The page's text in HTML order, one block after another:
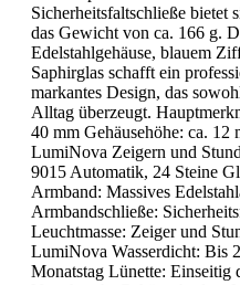
Sicherheitsfaltschließe bietet
das Gewicht von ca. 166 g.
Edelstahlgehäuse, blauem
Saphirglas schafft ein
markantes Design, das
Alltag überzeugt.
40 mm Gehäusehöhe: ca.
LumiNova Zeigern und
9015 Automatik, 24 Steine
Armband: Massives
Armbandschließe:
Leuchtmasse: Zeiger und
LumiNova Wasserdicht: Bis
Monatstag Lünette: Einseitig